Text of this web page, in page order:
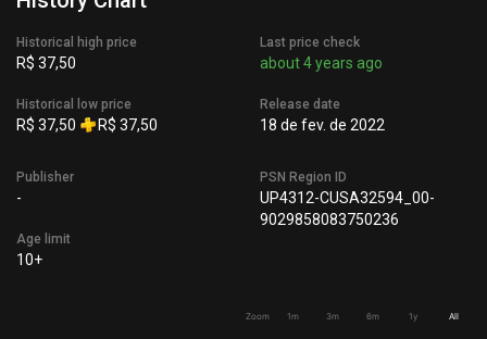
Historical high price
R$ 37,50
Historical low price
R$ 37,50 R$ 37,50
Last price check
about 4 years ago
Release date
18 de fev. de 2022
Publisher
-
Age limit
10+
PSN Region ID
UP4312-CUSA32594_00-
9029858083750236
Zoom 1m 3m 6m 1y All